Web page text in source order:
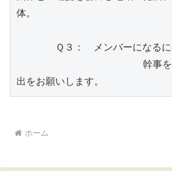
体。
Ｑ３：　メンバーになるに
幹事を通じて会
出をお願いします。
ホーム